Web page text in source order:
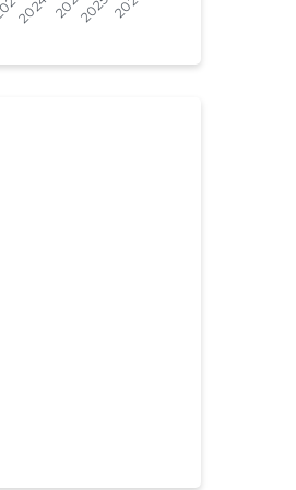
156 063 €
93 953 €